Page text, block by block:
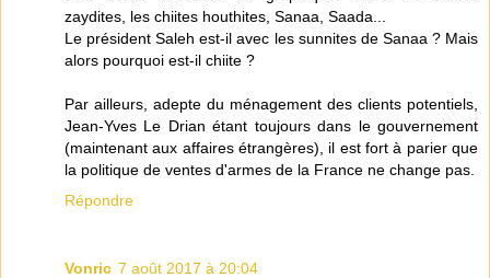
zaydites, les chiites houthites, Sanaa, Saada...
Le président Saleh est-il avec les sunnites de Sanaa ? Mais
alors pourquoi est-il chiite ?
Par ailleurs, adepte du ménagement des clients potentiels,
Jean-Yves Le Drian étant toujours dans le gouvernement
(maintenant aux affaires étrangères), il est fort à parier que
la politique de ventes d'armes de la France ne change pas.
Répondre
Vonric 7 août 2017 à 20:04